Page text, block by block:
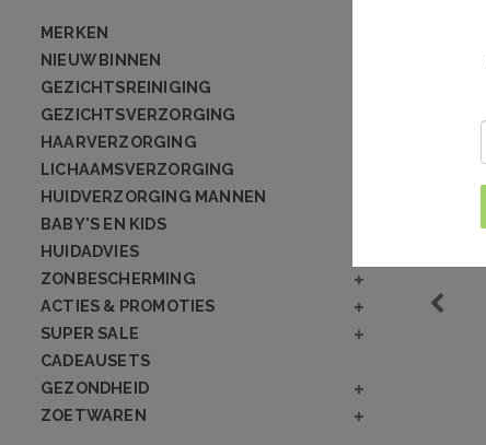
MERKEN
NIEUW BINNEN
GEZICHTSREINIGING
GEZICHTSVERZORGING
HAARVERZORGING
LICHAAMSVERZORGING
HUIDVERZORGING MANNEN
BABY'S EN KIDS
HUIDADVIES
ZONBESCHERMING
ACTIES & PROMOTIES
SUPER SALE
CADEAUSETS
GEZONDHEID
ZOETWAREN